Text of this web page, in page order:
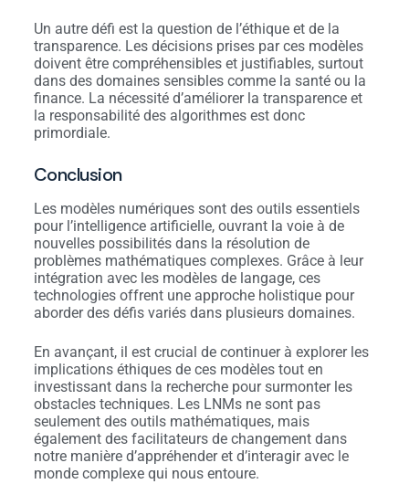
Un autre défi est la question de l’éthique et de la
transparence. Les décisions prises par ces modèles
doivent être compréhensibles et justifiables, surtout
dans des domaines sensibles comme la santé ou la
finance. La nécessité d’améliorer la transparence et
la responsabilité des algorithmes est donc
primordiale.
Conclusion
Les modèles numériques sont des outils essentiels
pour l’intelligence artificielle, ouvrant la voie à de
nouvelles possibilités dans la résolution de
problèmes mathématiques complexes. Grâce à leur
intégration avec les modèles de langage, ces
technologies offrent une approche holistique pour
aborder des défis variés dans plusieurs domaines.
En avançant, il est crucial de continuer à explorer les
implications éthiques de ces modèles tout en
investissant dans la recherche pour surmonter les
obstacles techniques. Les LNMs ne sont pas
seulement des outils mathématiques, mais
également des facilitateurs de changement dans
notre manière d’appréhender et d’interagir avec le
monde complexe qui nous entoure.